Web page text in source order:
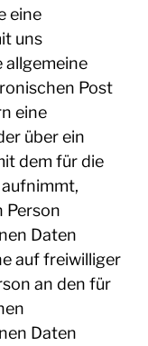
eine
uns
allgemeine
Post
eine
über ein
dem für die
Person
Daten
auf freiwilliger
an den für
Daten